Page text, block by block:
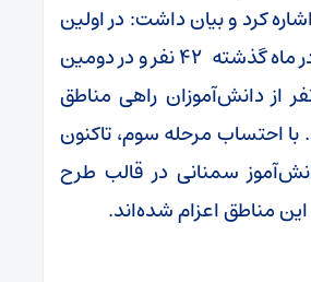
کرد و بیان داشت: در اولین
مرحله از اعزام در ماه گذشته ۴۲ نفر و در دومین
نیز ۴۰ نفر از دانش‌آموزان راهی مناطق
احتساب مرحله سوم، تاکنون
از ۱۲۰ دانش‌آموز سمنانی در قالب طرح
مناطق اعزام شده‌اند.